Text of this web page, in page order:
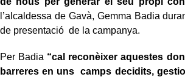
l’alcaldessa de Gavà, Gemma Badia
de presentació de la campanya.
Per Badia “cal reconèixer aquestes
barreres en uns camps decidits,